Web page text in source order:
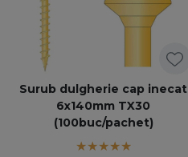
Surub dulgherie cap inecat
6x140mm TX30
(100buc/pachet)